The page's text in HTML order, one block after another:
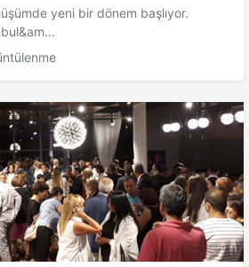
yeni bir dönem başlıyor.